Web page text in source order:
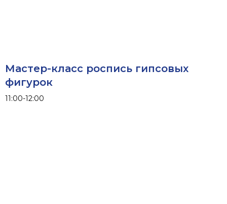
Мастер-класс роспись гипсовых
фигурок
11:00-12:00